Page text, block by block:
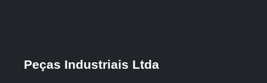
Peças Industriais Ltda